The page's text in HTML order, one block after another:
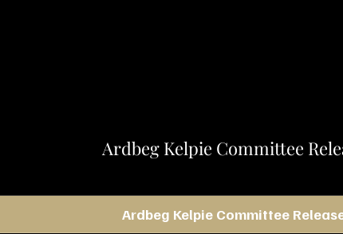
Ardbeg Kelpie Committee
Ardbeg Kelpie Committee